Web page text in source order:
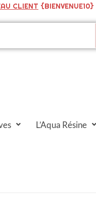
CLIENT {BIENVENUE10}
L’Aqua Résine